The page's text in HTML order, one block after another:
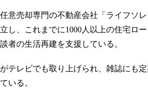
意売却専門の不動産会社「ライフソ
し、これまでに1000人以上の住宅ロ
者の生活再建を支援している。
テレビでも取り上げられ、雑誌にも
いる。